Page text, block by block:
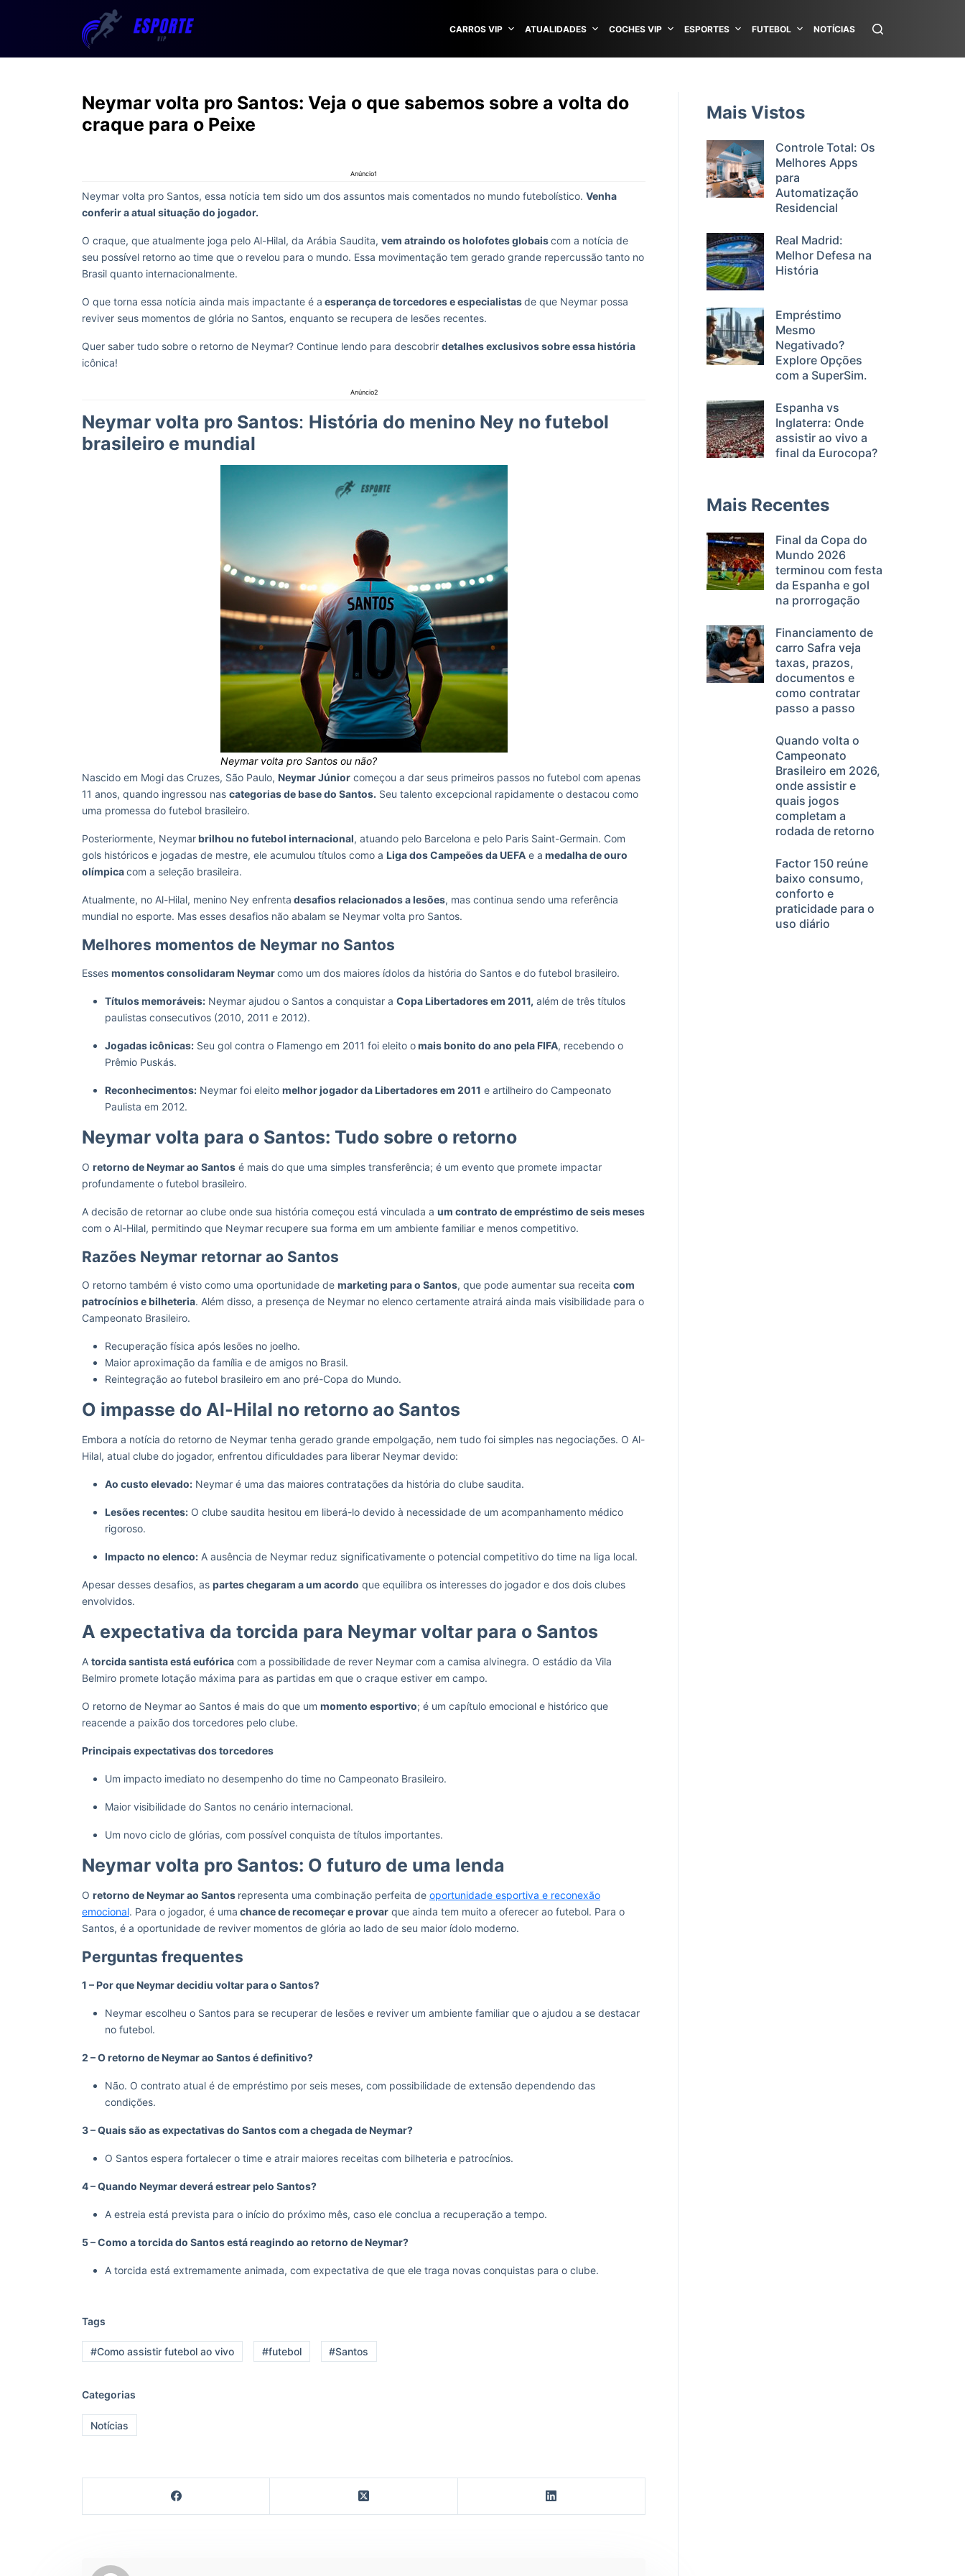
CARROS VIP ATUALIDADES COCHES VIP ESPORTES FUTEBOL NOTÍCIAS
Neymar volta pro Santos: Veja o que sabemos sobre a volta do
craque para o Peixe
Anúncio1
Neymar volta pro Santos, essa notícia tem sido um dos assuntos mais comentados no mundo futebolístico. Venha
conferir a atual situação do jogador.
O craque, que atualmente joga pelo Al-Hilal, da Arábia Saudita, vem atraindo os holofotes globaiscom a notícia de
seu possível retorno ao time que o revelou para o mundo. Essa movimentação tem gerado grande repercussão tanto no
Brasil quanto internacionalmente.
O que torna essa notícia ainda mais impactante é a esperança de torcedores e especialistasde que Neymar possa
reviver seus momentos de glória no Santos, enquanto se recupera de lesões recentes.
Quer saber tudo sobre o retorno de Neymar? Continue lendo para descobrir detalhes exclusivos sobre essa história
icônica!
Anúncio2
Neymar volta pro Santos: História do menino Ney no futebol
brasileiro e mundial
Neymar volta pro Santos ou não?
Nascido em Mogi das Cruzes, São Paulo, Neymar Júnior começou a dar seus primeiros passos no futebol com apenas
11 anos, quando ingressou nas categorias de base do Santos. Seu talento excepcional rapidamente o destacou como
uma promessa do futebol brasileiro.
Posteriormente, Neymarbrilhou no futebol internacional, atuando pelo Barcelona e pelo Paris Saint-Germain. Com
gols históricos e jogadas de mestre, ele acumulou títulos como a Liga dos Campeões da UEFA e a medalha de ouro
olímpicacom a seleção brasileira.
Atualmente, no Al-Hilal, menino Ney enfrenta desafios relacionados a lesões, mas continua sendo uma referência
mundial no esporte. Mas esses desafios não abalam se Neymar volta pro Santos.
Melhores momentos de Neymar no Santos
Esses momentos consolidaram Neymarcomo um dos maiores ídolos da história do Santos e do futebol brasileiro.
Títulos memoráveis: Neymar ajudou o Santos a conquistar a Copa Libertadores em 2011, além de três títulos
paulistas consecutivos (2010, 2011 e 2012).
Jogadas icônicas: Seu gol contra o Flamengo em 2011 foi eleito omais bonito do ano pela FIFA, recebendo o
Prêmio Puskás.
Reconhecimentos: Neymar foi eleito melhor jogador da Libertadores em 2011 e artilheiro do Campeonato
Paulista em 2012.
Neymar volta para o Santos: Tudo sobre o retorno
O retorno de Neymar ao Santos é mais do que uma simples transferência; é um evento que promete impactar
profundamente o futebol brasileiro.
A decisão de retornar ao clube onde sua história começou está vinculada a um contrato de empréstimo de seis meses
com o Al-Hilal, permitindo que Neymar recupere sua forma em um ambiente familiar e menos competitivo.
Razões Neymar retornar ao Santos
O retorno também é visto como uma oportunidade de marketing para o Santos, que pode aumentar sua receita com
patrocínios e bilheteria. Além disso, a presença de Neymar no elenco certamente atrairá ainda mais visibilidade para o
Campeonato Brasileiro.
Recuperação física após lesões no joelho.
Maior aproximação da família e de amigos no Brasil.
Reintegração ao futebol brasileiro em ano pré-Copa do Mundo.
O impasse do Al-Hilal no retorno ao Santos
Embora a notícia do retorno de Neymar tenha gerado grande empolgação, nem tudo foi simples nas negociações. O Al-
Hilal, atual clube do jogador, enfrentou dificuldades para liberar Neymar devido:
Ao custo elevado: Neymar é uma das maiores contratações da história do clube saudita.
Lesões recentes: O clube saudita hesitou em liberá-lo devido à necessidade de um acompanhamento médico
rigoroso.
Impacto no elenco: A ausência de Neymar reduz significativamente o potencial competitivo do time na liga local.
Apesar desses desafios, as partes chegaram a um acordo que equilibra os interesses do jogador e dos dois clubes
envolvidos.
A expectativa da torcida para Neymar voltar para o Santos
A torcida santista está eufórica com a possibilidade de rever Neymar com a camisa alvinegra. O estádio da Vila
Belmiro promete lotação máxima para as partidas em que o craque estiver em campo.
O retorno de Neymar ao Santos é mais do que um momento esportivo; é um capítulo emocional e histórico que
reacende a paixão dos torcedores pelo clube.
Principais expectativas dos torcedores
Um impacto imediato no desempenho do time no Campeonato Brasileiro.
Maior visibilidade do Santos no cenário internacional.
Um novo ciclo de glórias, com possível conquista de títulos importantes.
Neymar volta pro Santos: O futuro de uma lenda
O retorno de Neymar ao Santos representa uma combinação perfeita de oportunidade esportiva e reconexão
emocional. Para o jogador, é uma chance de recomeçar e provar que ainda tem muito a oferecer ao futebol. Para o
Santos, é a oportunidade de reviver momentos de glória ao lado de seu maior ídolo moderno.
Perguntas frequentes
1 – Por que Neymar decidiu voltar para o Santos?
Neymar escolheu o Santos para se recuperar de lesões e reviver um ambiente familiar que o ajudou a se destacar
no futebol.
2 – O retorno de Neymar ao Santos é definitivo?
Não. O contrato atual é de empréstimo por seis meses, com possibilidade de extensão dependendo das
condições.
3 – Quais são as expectativas do Santos com a chegada de Neymar?
O Santos espera fortalecer o time e atrair maiores receitas com bilheteria e patrocínios.
4 – Quando Neymar deverá estrear pelo Santos?
A estreia está prevista para o início do próximo mês, caso ele conclua a recuperação a tempo.
5 – Como a torcida do Santos está reagindo ao retorno de Neymar?
A torcida está extremamente animada, com expectativa de que ele traga novas conquistas para o clube.
Tags
#Como assistir futebol ao vivo #futebol #Santos
Categorias
Notícias
Mais Vistos
Controle Total: Os
Melhores Apps
para
Automatização
Residencial
Real Madrid:
Melhor Defesa na
História
Empréstimo
Mesmo
Negativado?
Explore Opções
com a SuperSim.
Espanha vs
Inglaterra: Onde
assistir ao vivo a
final da Eurocopa?
Mais Recentes
Final da Copa do
Mundo 2026
terminou com festa
da Espanha e gol
na prorrogação
Financiamento de
carro Safra veja
taxas, prazos,
documentos e
como contratar
passo a passo
Quando volta o
Campeonato
Brasileiro em 2026,
onde assistir e
quais jogos
completam a
rodada de retorno
Factor 150 reúne
baixo consumo,
conforto e
praticidade para o
uso diário